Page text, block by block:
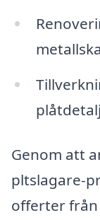
Genom att
pltslagare-
offerter från